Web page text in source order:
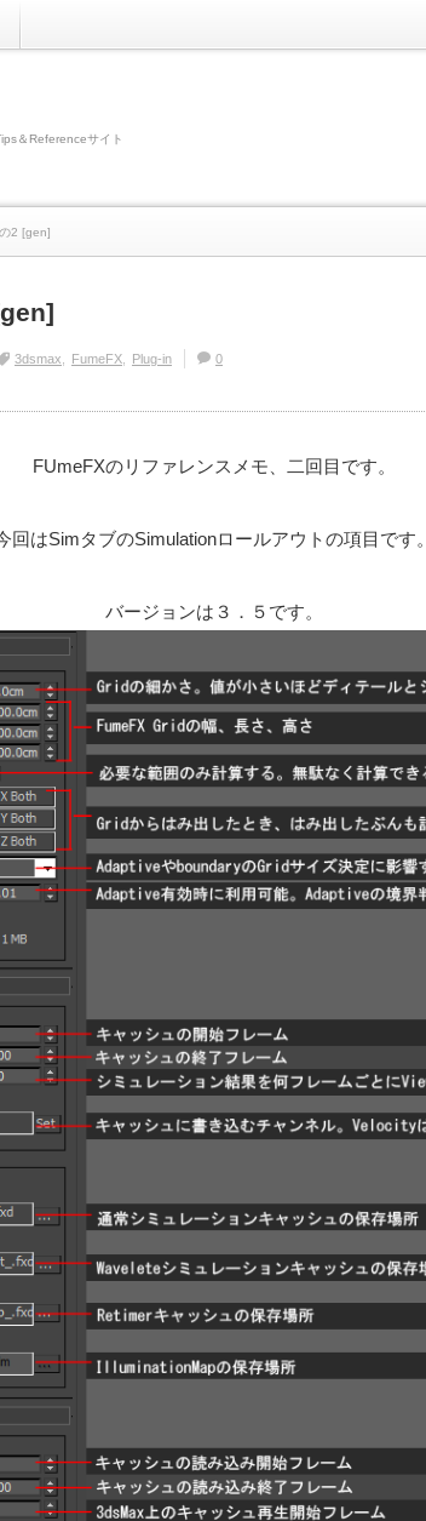
＆Referenceサイト
2 [gen]
3dsmax FumeFX Plug-in 0
FUmeFXのリファレンスメモ、二回目です。
回はSimタブのSimulationロールアウトの項目です。
バージョンは３．５です。